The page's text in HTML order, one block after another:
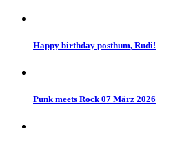
Happy birthday posthum, Rudi!
Punk meets Rock 07 März 2026